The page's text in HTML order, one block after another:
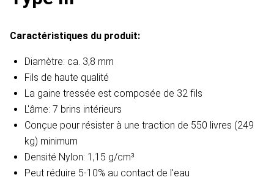
Caractéristiques du produit:
Diamètre: ca. 3,8 mm
Fils de haute qualité
La gaine tressée est composée de 32 fils
L'âme: 7 brins intérieurs
Conçue pour résister à une traction de 550 livres (249
kg) minimum
Densité Nylon: 1,15 g/cm³
Peut réduire 5-10% au contact de l'eau